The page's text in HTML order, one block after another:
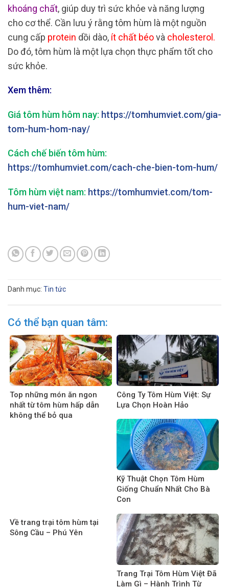
khoáng chất, giúp duy trì sức khỏe và năng lượng
cho cơ thể. Cần lưu ý rằng tôm hùm là một nguồn
cung cấp protein dồi dào, ít chất béovà cholesterol.
Do đó, tôm hùm là một lựa chọn thực phẩm tốt cho
sức khỏe.
Xem thêm:
Giá tôm hùm hôm nay: https://tomhumviet.com/gia-
tom-hum-hom-nay/
Cách chế biến tôm hùm:
https://tomhumviet.com/cach-che-bien-tom-hum/
Tôm hùm việt nam: https://tomhumviet.com/tom-
hum-viet-nam/
Danh mục: Tin tức
Có thể bạn quan tâm:
Top những món ăn ngon
nhất từ tôm hùm hấp dẫn
không thể bỏ qua
Công Ty Tôm Hùm Việt: Sự
Lựa Chọn Hoàn Hảo
Kỹ Thuật Chọn Tôm Hùm
Giống Chuẩn Nhất Cho Bà
Con
Về trang trại tôm hùm tại
Sông Cầu – Phú Yên
Trang Trại Tôm Hùm Việt Đã
Làm Gì – Hành Trình Từ